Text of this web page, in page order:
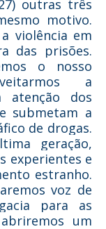
outras três
motivo.
violência em
das prisões.
o nosso
a
atenção dos
submetam a
de drogas.
geração,
experientes e
estranho.
voz de
para as
um